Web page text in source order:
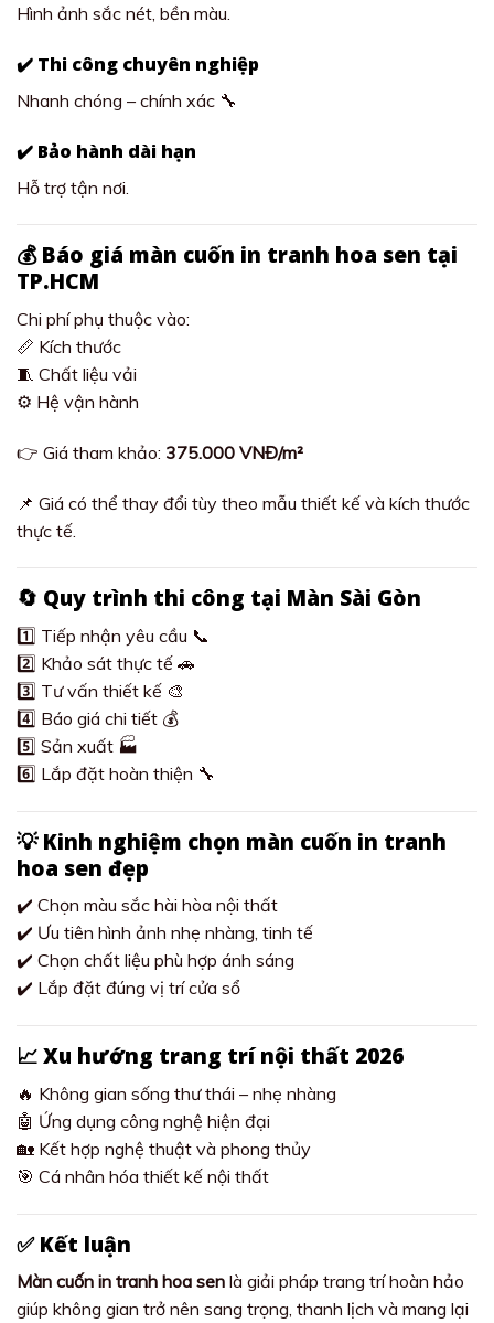
Hình ảnh sắc nét, bền màu.
✔️ Thi công chuyên nghiệp
Nhanh chóng – chính xác 🔧
✔️ Bảo hành dài hạn
Hỗ trợ tận nơi.
💰 Báo giá màn cuốn in tranh hoa sen tại
TP.HCM
Chi phí phụ thuộc vào:
📏 Kích thước
🧵 Chất liệu vải
⚙️ Hệ vận hành
👉 Giá tham khảo: 375.000 VNĐ/m²
📌 Giá có thể thay đổi tùy theo mẫu thiết kế và kích thước
thực tế.
🔄 Quy trình thi công tại Màn Sài Gòn
1️⃣ Tiếp nhận yêu cầu 📞
2️⃣ Khảo sát thực tế 🚗
3️⃣ Tư vấn thiết kế 🎨
4️⃣ Báo giá chi tiết 💰
5️⃣ Sản xuất 🏭
6️⃣ Lắp đặt hoàn thiện 🔧
💡 Kinh nghiệm chọn màn cuốn in tranh
hoa sen đẹp
✔️ Chọn màu sắc hài hòa nội thất
✔️ Ưu tiên hình ảnh nhẹ nhàng, tinh tế
✔️ Chọn chất liệu phù hợp ánh sáng
✔️ Lắp đặt đúng vị trí cửa sổ
📈 Xu hướng trang trí nội thất 2026
🔥 Không gian sống thư thái – nhẹ nhàng
🤖 Ứng dụng công nghệ hiện đại
🏡 Kết hợp nghệ thuật và phong thủy
🎯 Cá nhân hóa thiết kế nội thất
✅ Kết luận
Màn cuốn in tranh hoa sen là giải pháp trang trí hoàn hảo
giúp không gian trở nên sang trọng, thanh lịch và mang lại